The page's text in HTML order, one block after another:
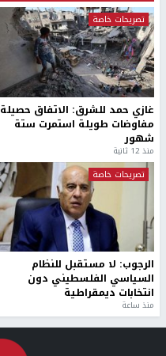
تصريحات خاصة
غازي حمد للشرق: الاتفاق حصيلة
مفاوضات طويلة استمرت ستة
شهور
منذ 12 ثانية
تصريحات خاصة
الرجوب: لا مستقبل للنظام
السياسي الفلسطيني دون
انتخابات ديمقراطية
منذ ساعة